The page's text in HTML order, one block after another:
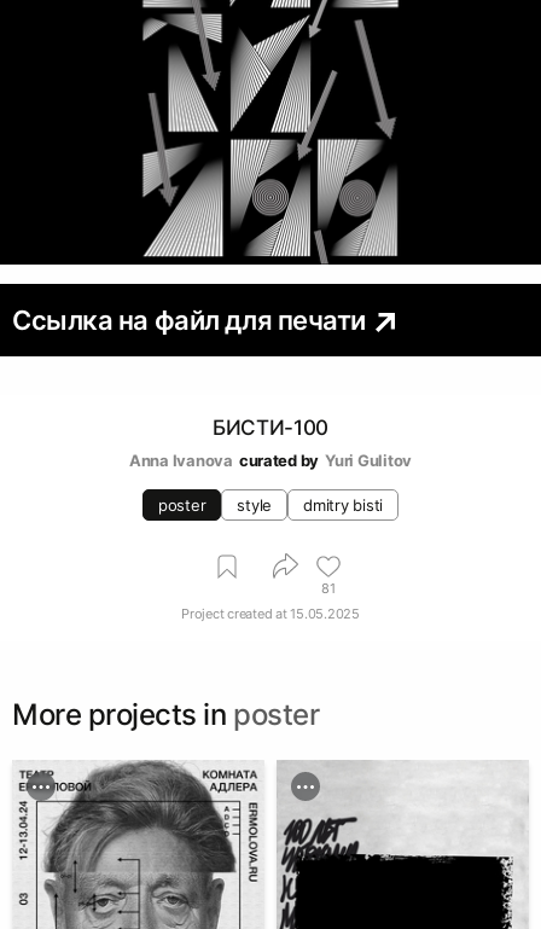
Ссылка на файл для печати
БИСТИ-100
Anna Ivanova curated by Yuri Gulitov
poster style dmitry bisti
81
Project created at15.05.2025
More projects in poster